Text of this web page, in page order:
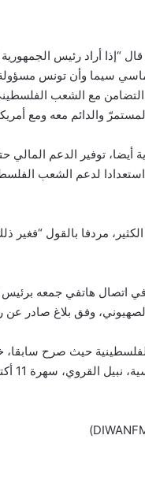
“إذا أراد رئيس الجمهورية
سيما وأن تونس
مع الشعب
والدائم معه ومع
توفير الدعم المالي
لدعم الشعب
مردفا بالقول “فغير
اتصال هاتفي جمعه
وفق بلاغ صادر عن
حيث صرح سابقا،